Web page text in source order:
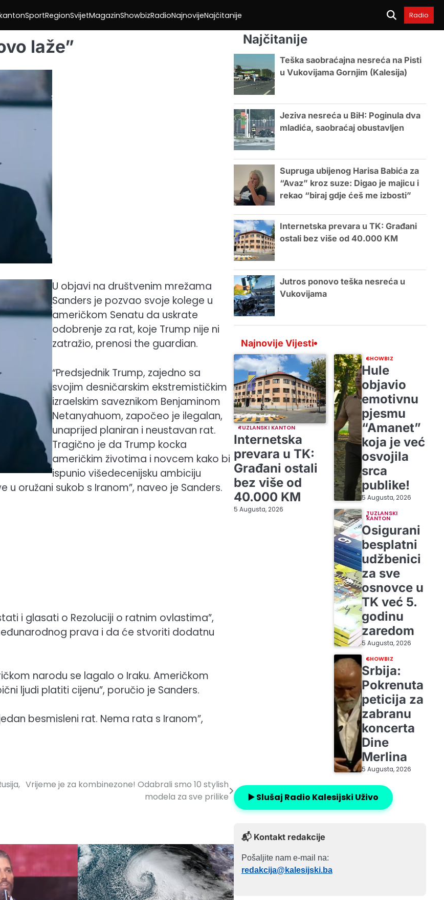
SportRegionSvijetMagazinShowbizRadioNajnovijeNajčitanije Radio
laže”
U objavi na društvenim mrežama
Sanders je pozvao svoje kolege u
američkom Senatu da uskrate
odobrenje za rat, koje Trump nije ni
zatražio, prenosi the guardian.
“Predsjednik Trump, zajedno sa
svojim desničarskim ekstremističkim
izraelskim saveznikom Benjaminom
Netanyahuom, započeo je ilegalan,
unaprijed planiran i neustavan rat.
Tragično je da Trump kocka
američkim životima i novcem kako bi
ispunio višedecenijsku ambiciju
oružani sukob s Iranom”, naveo je Sanders.
i glasati o Rezoluciji o ratnim ovlastima”,
prava i da će stvoriti dodatnu
narodu se lagalo o Iraku. Američkom
ljudi platiti cijenu”, poručio je Sanders.
besmisleni rat. Nema rata s Iranom”,
Vrijeme je za kombinezone! Odabrali smo 10 stylish
modela za sve prilike
Najčitanije
Teška saobraćajna nesreća na Pisti
u Vukovijama Gornjim (Kalesija)
Jeziva nesreća u BiH: Poginula dva
mladića, saobraćaj obustavljen
Supruga ubijenog Harisa Babića za
“Avaz” kroz suze: Digao je majicu i
rekao “biraj gdje ćeš me izbosti”
Internetska prevara u TK: Građani
ostali bez više od 40.000 KM
Jutros ponovo teška nesreća u
Vukovijama
Najnovije Vijesti
TUZLANSKI KANTON
Internetska
prevara u TK:
Građani ostali
bez više od
40.000 KM
5 Augusta, 2026
SHOWBIZ
Hule
objavio
emotivnu
pjesmu
“Amanet”
koja je već
osvojila
srca
publike!
5 Augusta, 2026
TUZLANSKI
KANTON
Osigurani
besplatni
udžbenici
za sve
osnovce u
TK već 5.
godinu
zaredom
5 Augusta, 2026
SHOWBIZ
Srbija:
Pokrenuta
peticija za
zabranu
koncerta
Dine
Merlina
5 Augusta, 2026
▶️ Slušaj Radio Kalesijski Uživo
📬 Kontakt redakcije
Pošaljite nam e-mail na:
redakcija@kalesijski.ba